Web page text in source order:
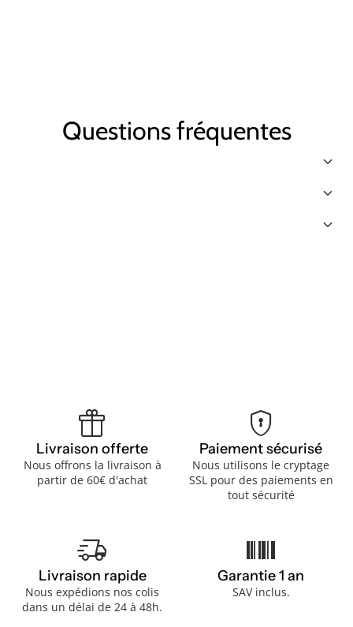
Questions fréquentes
keyboard_arrow_down
keyboard_arrow_down
keyboard_arrow_down
featured_seasonal_and_gifts
Livraison offerte
Nous offrons la livraison à
partir de 60€ d'achat
encrypted
Paiement sécurisé
Nous utilisons le cryptage
SSL pour des paiements en
tout sécurité
delivery_truck_speed
Livraison rapide
Nous expédions nos colis
dans un délai de 24 à 48h.
barcode
Garantie 1 an
SAV inclus.